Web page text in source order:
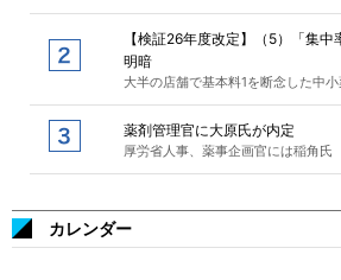
【検証26年度改定】（5）「集
明暗
大半の店舗で基本料1を断念した中小
薬剤管理官に大原氏が内定
厚労省人事、薬事企画官には稲角氏
カレンダー